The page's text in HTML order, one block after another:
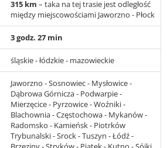
315 km – taka na tej trasie jest odległość
między miejscowościami Jaworzno - Płock
3 godz. 27 min
śląskie - łódzkie - mazowieckie
Jaworzno - Sosnowiec - Mysłowice -
Dąbrowa Górnicza - Podwarpie -
Mierzęcice - Pyrzowice - Woźniki -
Blachownia - Częstochowa - Mykanów -
Radomsko - Kamieńsk - Piotrków
Trybunalski - Srock - Tuszyn - Łódź -